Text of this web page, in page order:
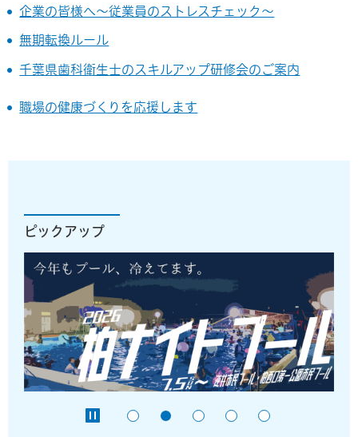
企業の皆様へ～従業員のストレスチェック～
無期転換ルール
千葉県歯科衛生士のスキルアップ研修会のご案内
職場の健康づくりを応援します
ピックアップ